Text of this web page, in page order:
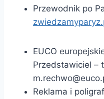
Przewodnik po
EUCO
Przedstawiciel –
Reklama i